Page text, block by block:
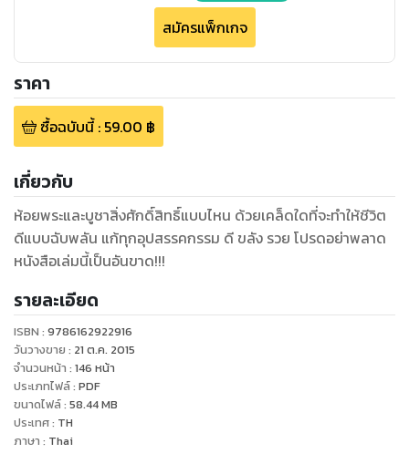
สมัครแพ็กเกจ
ราคา
ซื้อฉบับนี้: 59.00 ฿
เกี่ยวกับ
ห้อยพระและบูชาสิ่งศักดิ์สิทธิ์แบบไหน ด้วยเคล็ดใดที่จะทำให้ชีวิต
ดีแบบฉับพลัน แก้ทุกอุปสรรคกรรม ดี ขลัง รวย โปรดอย่าพลาด
หนังสือเล่มนี้เป็นอันขาด!!!
รายละเอียด
ISBN : 9786162922916
วันวางขาย : 21 ต.ค. 2015
จำนวนหน้า : 146 หน้า
ประเภทไฟล์: PDF
ขนาดไฟล์: 58.44MB
ประเทศ: TH
ภาษา : Thai